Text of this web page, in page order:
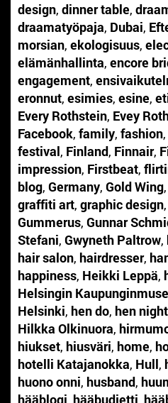
design, dinner table,
draamatyöpaja, Dubai,
morsian, ekologisuus,
elämänhallinta, encore
engagement,
eronnut, esimies, esine,
Every Rothstein, Evey
Facebook, family, fashion,
festival, Finland, Finnair,
impression, Firstbeat,
blog, Germany, Gold Wing,
graffiti art, graphic design,
Gummerus, Gunnar
Stefani, Gwyneth Paltrow,
hair salon, hairdresser,
happiness, Heikki Leppä,
Helsingin
Helsinki, hen do, hen night
Hilkka Olkinuora,
hiukset, hiusväri, home,
hotelli Katajanokka, Hull,
huono onni, husband,
hääblogi hääbudjetti